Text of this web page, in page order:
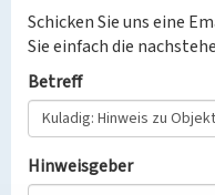
Schicken Sie uns eine
Sie einfach die
Betreff
Hinweisgeber